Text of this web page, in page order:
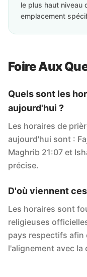
le plus haut niveau
emplacement
Foire Aux
Quels sont les
aujourd'hui ?
Les horaires de
aujourd'hui sont :
Maghrib 21:07 et
précise.
D'où viennent
Les horaires sont
religieuses
pays respectifs afin
l'alignement avec la